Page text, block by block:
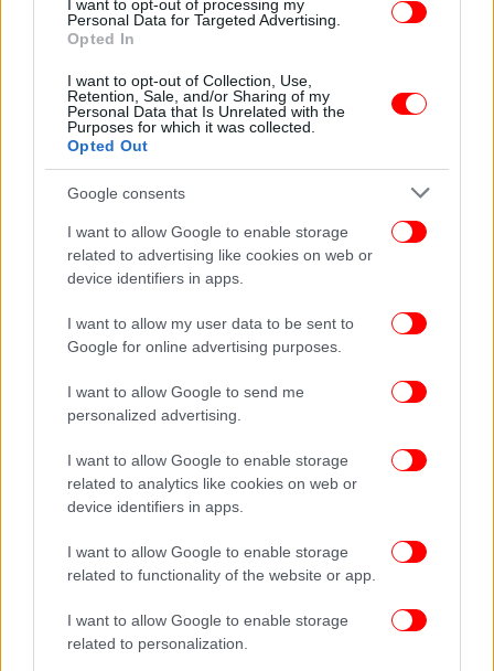
I want to opt-out of processing my
Personal Data for Targeted Advertising.
Opted In
I want to opt-out of Collection, Use,
Retention, Sale, and/or Sharing of my
Personal Data that Is Unrelated with the
Purposes for which it was collected.
Opted Out
Google consents
I want to allow Google to enable storage
related to advertising like cookies on web or
device identifiers in apps.
I want to allow my user data to be sent to
Google for online advertising purposes.
I want to allow Google to send me
personalized advertising.
I want to allow Google to enable storage
related to analytics like cookies on web or
device identifiers in apps.
I want to allow Google to enable storage
related to functionality of the website or app.
I want to allow Google to enable storage
related to personalization.
Μάρθα Καραγιάννη, Ελενα Ναθαναήλ και Νόρα
Βαλσάμη σε έξοδο στα 80s -Ομορφες, στιλάτες
και καλοκαιρινές [εικόνα]
ΓΥΝΑΙΚΑ 04/03/2022 17:23
14 χρόνια χωρίς την Ελενα Ναθαναήλ -Η καριέρα
της, το παιδί εκτός γάμου και το αξεπέραστο
στιλ της